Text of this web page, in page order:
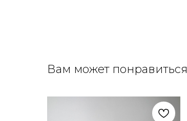
Вам может понравиться